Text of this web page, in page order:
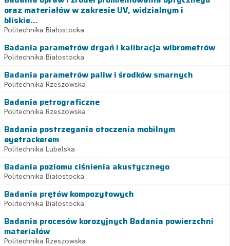
oraz materiałów w zakresie UV, widzialnym i
bliskie...
Politechnika Białostocka
Badania parametrów drgań i kalibracja wibrometrów
Politechnika Białostocka
Badania parametrów paliw i środków smarnych
Politechnika Rzeszowska
Badania petrograficzne
Politechnika Rzeszowska
Badania postrzegania otoczenia mobilnym
eyetrackerem
Politechnika Lubelska
Badania poziomu ciśnienia akustycznego
Politechnika Białostocka
Badania prętów kompozytowych
Politechnika Białostocka
Badania procesów korozyjnych Badania powierzchni
materiałów
Politechnika Rzeszowska